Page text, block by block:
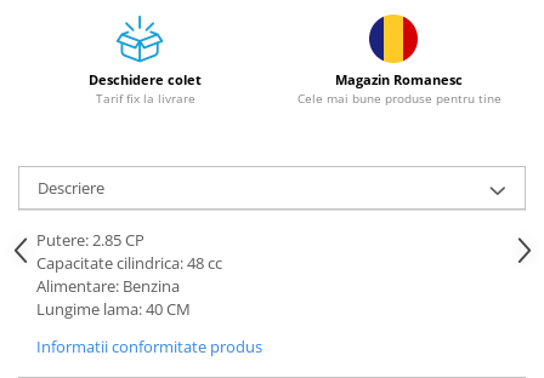
Motoare granulatoare
Piese si accesorii mori
Tocatoare furaje si crengi
Tocatoare crengi
Motocoase, Trimmere si Masini de
tuns gazon
Motocositori cu motoare 2T
Trimmere electrice
Tractoraș de tuns gazonul
Deschidere colet
Tarif fix la livrare
Magazin Romanesc
Cele mai bune produse pentru tine
Descriere
Putere: 2.85 CP
Capacitate cilindrica: 48 cc
Alimentare: Benzina
Lungime lama: 40 CM
Informatii conformitate produs